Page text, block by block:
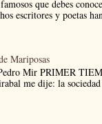
que debes
escritores y poetas
Mariposas
Mir PRIMER
me dije: la